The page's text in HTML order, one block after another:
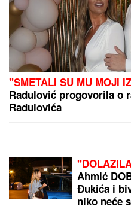
"SMETALI SU MU MOJI
Radulović progovorila o
Radulovića
Ahmić
Đukića i
niko neće